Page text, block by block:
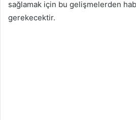
sağlamak için bu gelişmelerden
gerekecektir.